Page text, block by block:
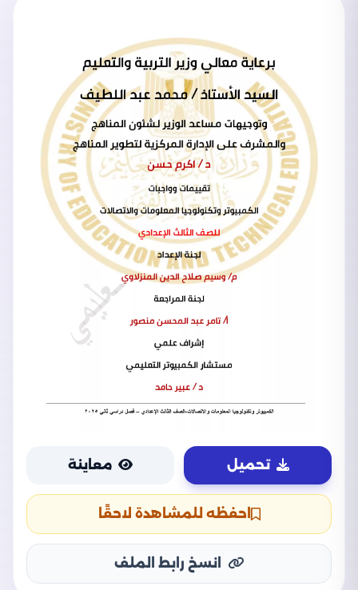
تحميل معاينة
احفظه للمشاهدة لاحقًا
انسخ رابط الملف